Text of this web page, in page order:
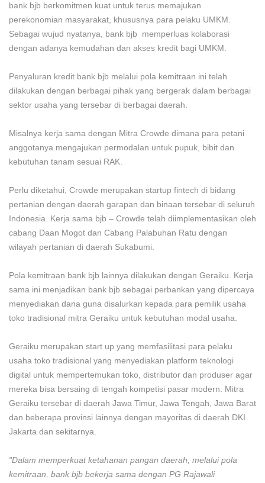
bank bjb berkomitmen kuat untuk terus memajukan
perekonomian masyarakat, khususnya para pelaku UMKM.
Sebagai wujud nyatanya, bank bjb memperluas kolaborasi
dengan adanya kemudahan dan akses kredit bagi UMKM.
Penyaluran kredit bank bjb melalui pola kemitraan ini telah
dilakukan dengan berbagai pihak yang bergerak dalam berbagai
sektor usaha yang tersebar di berbagai daerah.
Misalnya kerja sama dengan Mitra Crowde dimana para petani
anggotanya mengajukan permodalan untuk pupuk, bibit dan
kebutuhan tanam sesuai RAK.
Perlu diketahui, Crowde merupakan startup fintech di bidang
pertanian dengan daerah garapan dan binaan tersebar di seluruh
Indonesia. Kerja sama bjb – Crowde telah diimplementasikan oleh
cabang Daan Mogot dan Cabang Palabuhan Ratu dengan
wilayah pertanian di daerah Sukabumi.
Pola kemitraan bank bjb lainnya dilakukan dengan Geraiku. Kerja
sama ini menjadikan bank bjb sebagai perbankan yang dipercaya
menyediakan dana guna disalurkan kepada para pemilik usaha
toko tradisional mitra Geraiku untuk kebutuhan modal usaha.
Geraiku merupakan start up yang memfasilitasi para pelaku
usaha toko tradisional yang menyediakan platform teknologi
digital untuk mempertemukan toko, distributor dan produser agar
mereka bisa bersaing di tengah kompetisi pasar modern. Mitra
Geraiku tersebar di daerah Jawa Timur, Jawa Tengah, Jawa Barat
dan beberapa provinsi lainnya dengan mayoritas di daerah DKI
Jakarta dan sekitarnya.
"Dalam memperkuat ketahanan pangan daerah, melalui pola
kemitraan, bank bjb bekerja sama dengan PG Rajawali